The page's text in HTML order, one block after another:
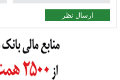
ارسال نظر